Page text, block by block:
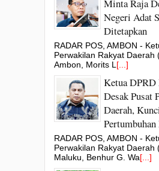
Minta Raja
Negeri Adat
Ditetapkan
RADAR POS, AMBON -
Perwakilan Rakyat Daerah
Ambon, Morits L [...]
Ketua
Desak Pusat
Daerah,
RADAR POS, AMBON -
Perwakilan Rakyat Daerah
Maluku, Benhur G. Wa[...]